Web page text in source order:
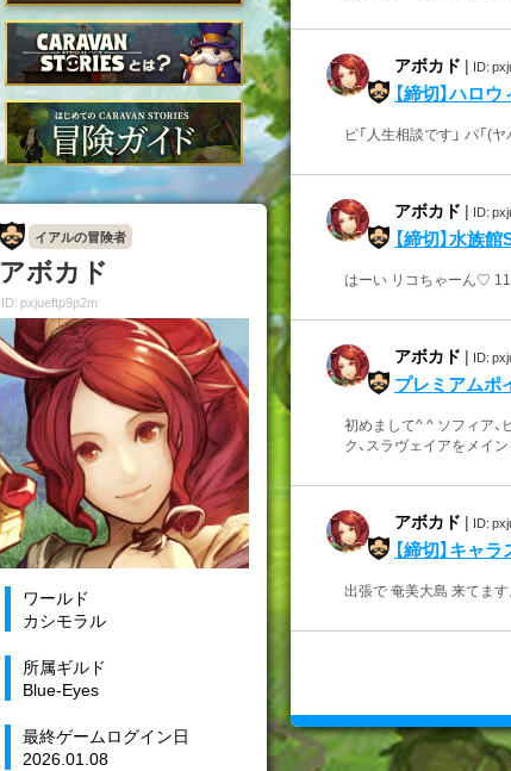
イアルの冒険者
アボカド
ID: pxjueftp9p2m
ワールド
カシモラル
所属ギルド
Blue-Eyes
最終ゲームログイン日
2026.01.08
アボカド | ID:
【締切】ハロ
ピ「人生相談です」 パ「(
アボカド | ID:
【締切】水族
はーい リコちゃーん♡ 11
アボカド | ID:
プレミアム
初めまして^ ^ ソフィア
ク、スラヴェイアをメイ
アボカド | ID:
【締切】キャ
出張で 奄美大島 来てま